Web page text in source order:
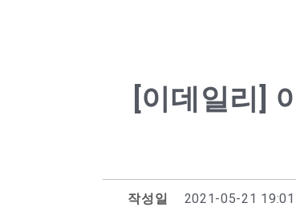
[이데일리]
작성일 2021-05-21 19:01